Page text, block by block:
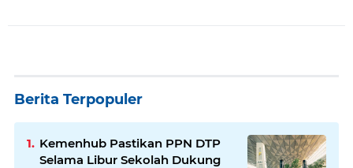
Berita Terpopuler
Kemenhub Pastikan PPN DTP
Selama Libur Sekolah Dukung